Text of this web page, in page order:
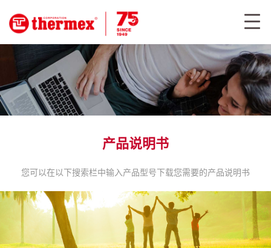
产品说明书
您可以在以下搜索栏中输入产品型号下载您需要的产品说明书